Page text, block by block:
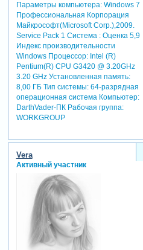
Параметры компьютера:Windows 7
Профессиональная Корпорация
Майкрософт(Microsoft Corp.),2009.
Service Pack 1 Система : Оценка 5,9
Индекс производительности
Windows Процессор: Intel (R)
Pentium(R) CPU G3420 @ 3.20GHz
3.20 GHz Установленная память:
8,00 ГБ Тип системы: 64-разрядная
операционная система Компьютер:
DarthVader-ПК Рабочая группа:
WORKGROUP
Vera
Активный участник